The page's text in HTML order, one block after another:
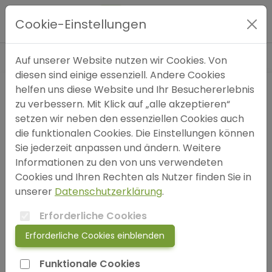
Hauptmenü
Expertensuche
Blog
FAQ
SOS
login
Blog»Ängste»Blick auf den Grund: Hypnose als Tor
zu neuen Lösungen
Cookie-Einstellungen
Auf unserer Website nutzen wir Cookies. Von
diesen sind einige essenziell. Andere Cookies
helfen uns diese Website und Ihr Besuchererlebnis
zu verbessern. Mit Klick auf „alle akzeptieren“
setzen wir neben den essenziellen Cookies auch
die funktionalen Cookies. Die Einstellungen können
Sie jederzeit anpassen und ändern. Weitere
Informationen zu den von uns verwendeten
Cookies und Ihren Rechten als Nutzer finden Sie in
unserer Datenschutzerklärung.
Erforderliche Cookies
Erforderliche Cookies einblenden
Funktionale Cookies